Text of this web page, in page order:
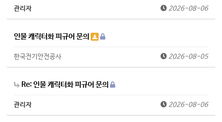
관리자 2026-08-06
인물 캐릭터화 피규어 문의
한국전기안전공사 2026-08-05
Re: 인물 캐릭터화 피규어 문의
관리자 2026-08-06